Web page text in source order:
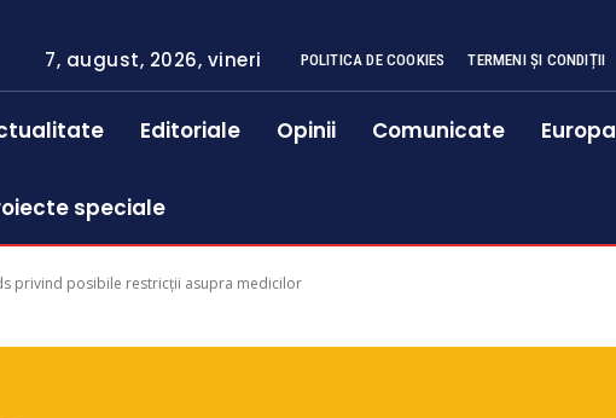
7, august, 2026, vineri POLITICA DE COOKIES TERMENI ȘI CONDIȚII
Editoriale Opinii Comunicate Europa
speciale
privind posibile restricții asupra medicilor